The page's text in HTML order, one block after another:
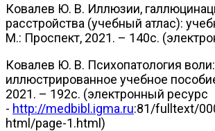
Ковалев Ю. В. Иллюзии,
расстройства (учебный атлас):
М.: Проспект, 2021. – 140с.
Ковалев Ю. В. Психопатология воли:
иллюстрированное учебное
2021. – 192с. (электронный ресурс
- http://medbibl.igma.ru:81/fulltext/
html/page-1.html)